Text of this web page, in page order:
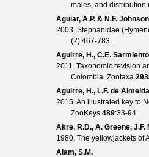
males, and
Aguiar, A.P. & N.F. Johnson
2003. Stephanidae
(2):467-783.
Aguirre, H., C.E.
2011. Taxonomic revision
Colombia. Zootaxa
Aguirre, H., L.F. de
2015. An illustrated key to
ZooKeys 489:33-94.
Akre, R.D., A. Greene,
1980. The yellowjackets of
Alam, S.M.